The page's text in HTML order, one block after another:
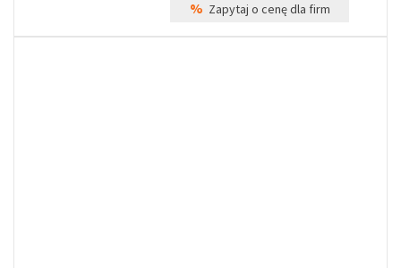
% Zapytaj o cenę dla firm